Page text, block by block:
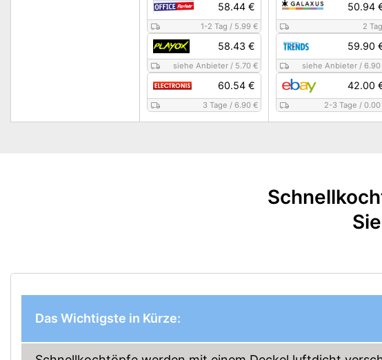
58.44 €
1-2 Tag / 5.99 €
58.43 €
siehe Anbieter / 5.70 €
60.54 €
3 Tage /6.90 €
50.94
2
59.90
siehe Anbieter /6.90
42.00
2-3 Tage /0.00
Das Wichtigste in Kürze: